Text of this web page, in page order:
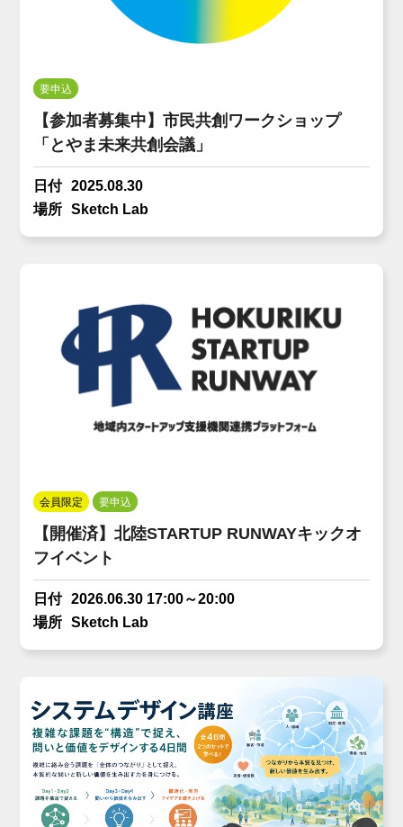
要申込
【参加者募集中】市民共創ワークショップ
「とやま未来共創会議」
日付 2025.08.30
場所
Sketch Lab
会員限定 要申込
【開催済】北陸STARTUP RUNWAYキックオ
フイベント
日付 2026.06.30 17:00～20:00
場所
Sketch Lab